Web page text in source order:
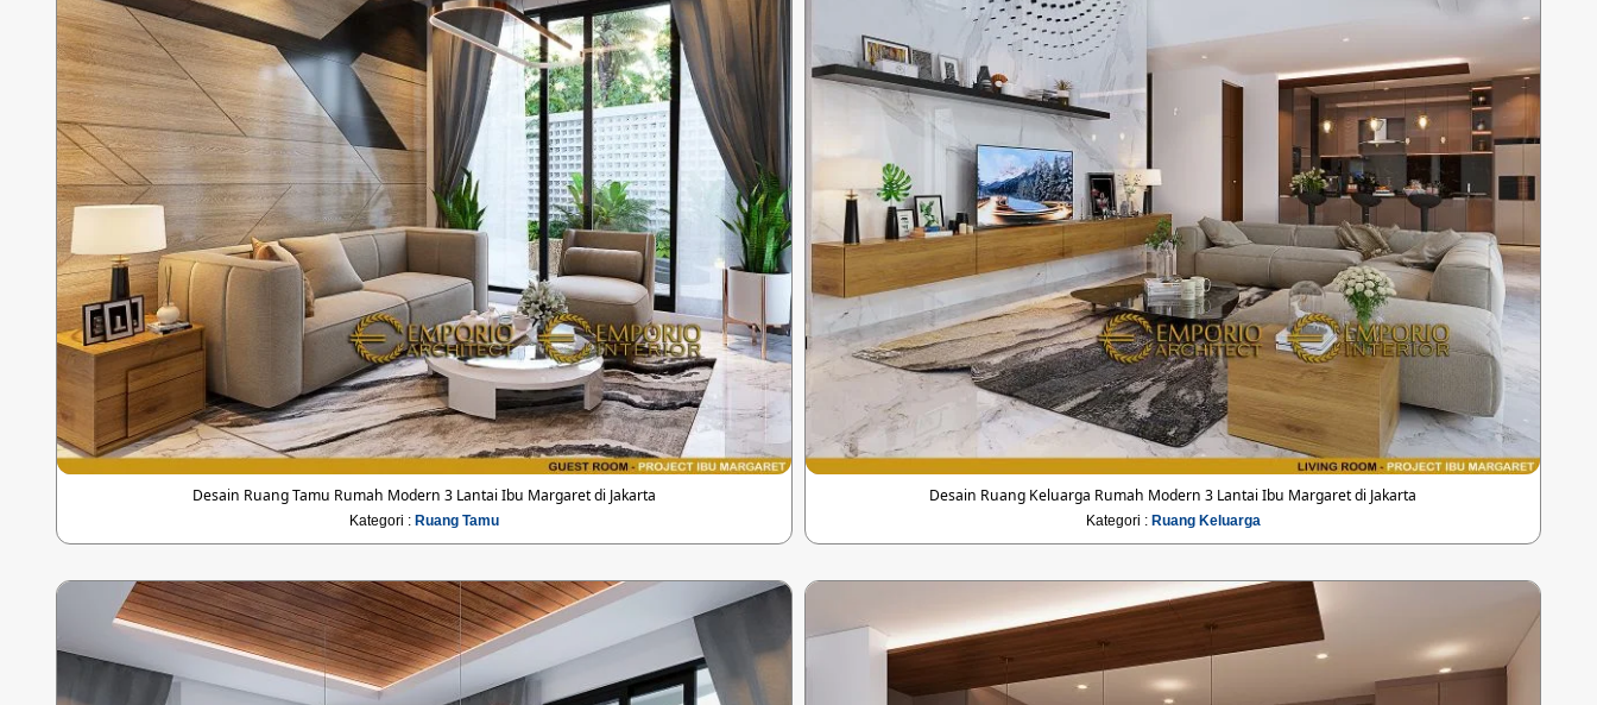
Desain Ruang Tamu Rumah Modern 3 Lantai Ibu Margaret di Jakarta
Kategori : Ruang Tamu
Desain Ruang Keluarga Rumah Modern 3 Lantai Ibu Margaret di Jakarta
Kategori : Ruang Keluarga